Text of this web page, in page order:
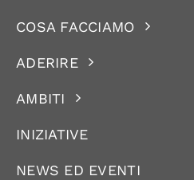
COSA FACCIAMO
ADERIRE
AMBITI
INIZIATIVE
NEWS ED EVENTI